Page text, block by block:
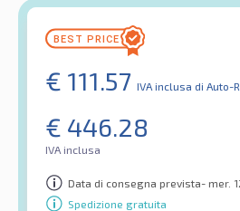
€ 111.57 IVA inclusa di Auto-
€ 446.28
IVA inclusa
Data di consegna prevista- mer.
Spedizione gratuita